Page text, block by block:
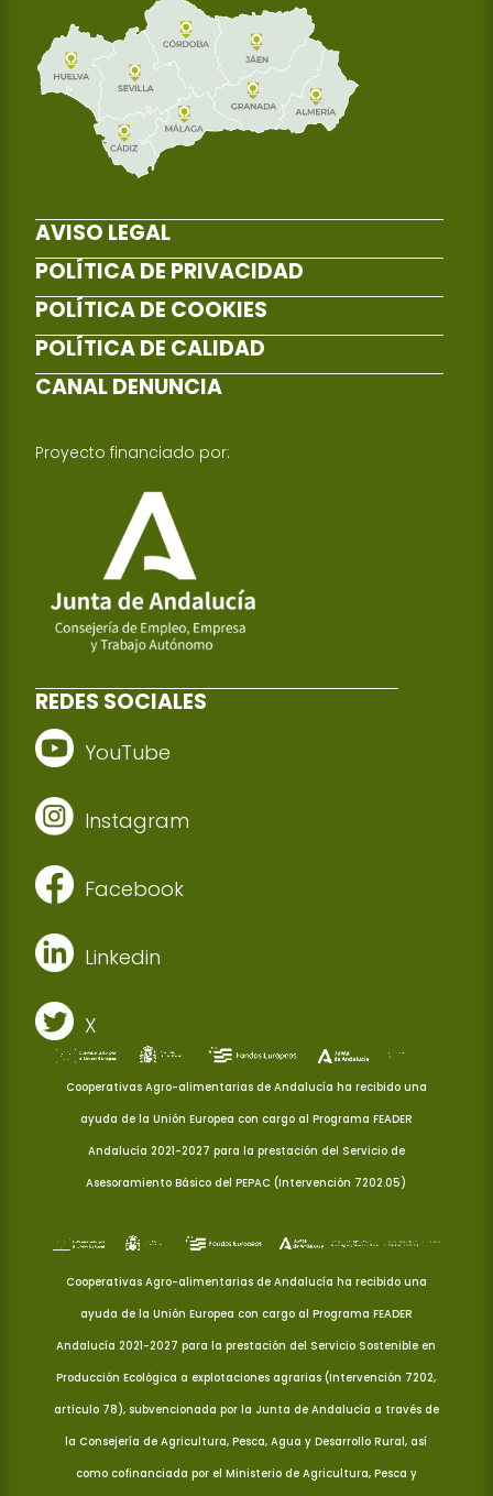
AVISO LEGAL
POLÍTICA DE PRIVACIDAD
POLÍTICA DE COOKIES
POLÍTICA DE CALIDAD
CANAL DENUNCIA
Proyecto financiado por:
REDES SOCIALES
YouTube
Instagram
Facebook
Linkedin
X
Cooperativas Agro-alimentarias de Andalucía ha recibido una
ayuda de la Unión Europea con cargo al Programa FEADER
Andalucía 2021-2027 para la prestación del Servicio de
Asesoramiento Básico del PEPAC (Intervención 7202.05)
Cooperativas Agro-alimentarias de Andalucía ha recibido una
ayuda de la Unión Europea con cargo al Programa FEADER
Andalucía 2021-2027 para la prestación del Servicio Sostenible en
Producción Ecológica a explotaciones agrarias (Intervención 7202,
artículo 78), subvencionada por la Junta de Andalucía a través de
la Consejería de Agricultura, Pesca, Agua y Desarrollo Rural, así
como cofinanciada por el Ministerio de Agricultura, Pesca y